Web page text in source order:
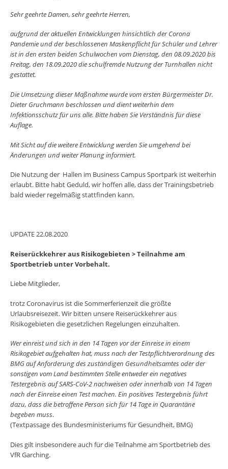
Sehr geehrte Damen, sehr geehrte Herren,
aufgrund der aktuellen Entwicklungen hinsichtlich der Corona
Pandemie und der beschlossenen Maskenpflicht für Schüler und Lehrer
ist in den ersten beiden Schulwochen vom Dienstag, den 08.09.2020 bis
Freitag, den 18.09.2020 die schulfremde Nutzung der Turnhallen nicht
gestattet.
Die Umsetzung dieser Maßnahme wurde vom ersten Bürgermeister Dr.
Dieter Gruchmann beschlossen und dient weiterhin dem
Infektionsschutz für uns alle. Bitte haben Sie Verständnis für diese
Auflage.
Mit Sicht auf die weitere Entwicklung werden Sie umgehend bei
Änderungen und weiter Planung informiert.
Die Nutzung der Hallen im Business Campus Sportpark ist weiterhin
erlaubt. Bitte habt Geduld, wir hoffen alle, dass der Trainingsbetrieb
bald wieder regelmäßig stattfinden kann.
UPDATE 22.08.2020
Reiserückkehrer aus Risikogebieten > Teilnahme am
Sportbetrieb unter Vorbehalt.
Liebe Mitglieder,
trotz Coronavirus ist die Sommerferienzeit die größte
Urlaubsreisezeit. Wir bitten unsere Reiserückkehrer aus
Risikogebieten die gesetzlichen Regelungen einzuhalten.
Wer einreist und sich in den 14 Tagen vor der Einreise in einem
Risikogebiet aufgehalten hat, muss nach der Testpflichtverordnung des
BMG auf Anforderung des zuständigen Gesundheitsamtes oder der
sonstigen vom Land bestimmten Stelle entweder ein negatives
Testergebnis auf SARS-CoV-2 nachweisen oder innerhalb von 14 Tagen
nach der Einreise einen Test machen. Ein positives Testergebnis führt
dazu, dass die betroffene Person sich für 14 Tage in Quarantäne
begeben muss.
(Textpassage des Bundesministeriums für Gesundheit, BMG)
Dies gilt insbesondere auch für die Teilnahme am Sportbetrieb des
VfR Garching.